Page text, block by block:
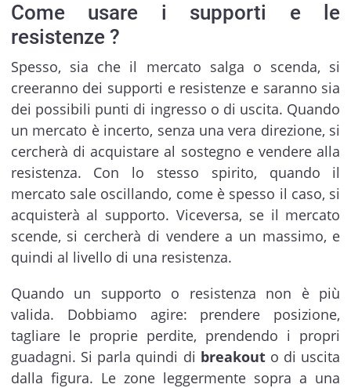
Come usare i supporti e le
resistenze ?
Spesso, sia che il mercato salga o scenda, si
creeranno dei supporti e resistenze e saranno sia
dei possibili punti di ingresso o di uscita. Quando
un mercato è incerto, senza una vera direzione, si
cercherà di acquistare al sostegno e vendere alla
resistenza. Con lo stesso spirito, quando il
mercato sale oscillando, come è spesso il caso, si
acquisterà al supporto. Viceversa, se il mercato
scende, si cercherà di vendere a un massimo, e
quindi al livello di una resistenza.
Quando un supporto o resistenza non è più
valida. Dobbiamo agire: prendere posizione,
tagliare le proprie perdite, prendendo i propri
guadagni. Si parla quindi di breakouto di uscita
dalla figura. Le zone leggermente sopra a una